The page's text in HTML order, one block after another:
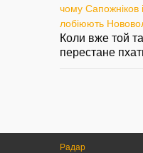
чому Сапожніков
лобіюють
Коли вже той
перестане
Радар